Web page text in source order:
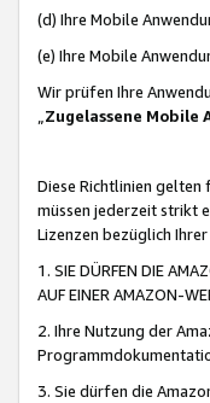
(d) Ihre Mobile
(e) Ihre Mobile
Wir prüfen Ihre
„Zugelassene Mobile
Diese Richtlinien gelten
müssen jederzeit strikt
Lizenzen bezüglich
1. SIE DÜRFEN DIE
AUF EINER AMAZON-
2. Ihre Nutzung der
3. Sie dürfen die